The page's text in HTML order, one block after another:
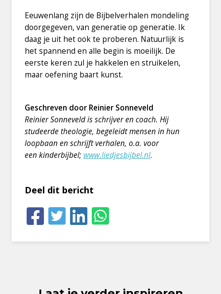
Eeuwenlang zijn de Bijbelverhalen mondeling
doorgegeven, van generatie op generatie. Ik
daag je uit het ook te proberen. Natuurlijk is
het spannend en alle begin is moeilijk. De
eerste keren zul je hakkelen en struikelen,
maar oefening baart kunst.
Geschreven door Reinier Sonneveld
Reinier Sonneveld is schrijver en coach. Hij
studeerde theologie, begeleidt mensen in hun
loopbaan en schrijft verhalen, o.a. voor
een kinderbijbel; www.liedjesbijbel.nl.
Deel dit bericht